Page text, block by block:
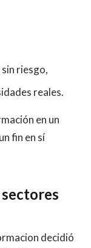
riesgo,
reales.
en un
fin en sí
decidió